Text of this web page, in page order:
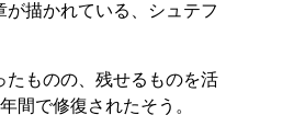
描かれている、シュテフ
ものの、残せるものを活
間で修復されたそう。